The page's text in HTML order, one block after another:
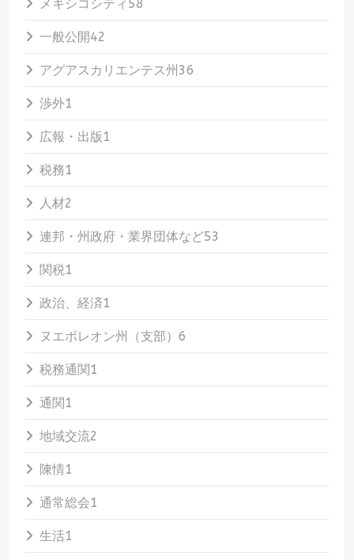
メキシコシティ 58
一般公開42
アグアスカリエンテス州 36
渉外1
広報・出版1
税務1
人材2
連邦・州政府・業界団体など53
関税1
政治、経済1
ヌエボレオン州（支部） 6
税務通関1
通関1
地域交流2
陳情1
通常総会1
生活1